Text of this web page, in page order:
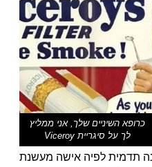
כרופא השיניים שלך, אני ממליץ
לך על סיגריית Viceroy
תדמית לפיה אישה מעשנת